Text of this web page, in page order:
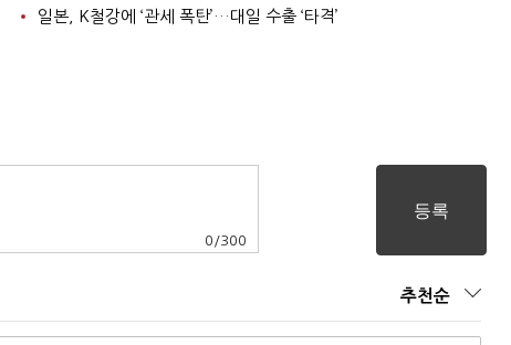
일본, K철강에 ‘관세 폭탄’…대일 수출 ‘타격’
0 /300
추천순